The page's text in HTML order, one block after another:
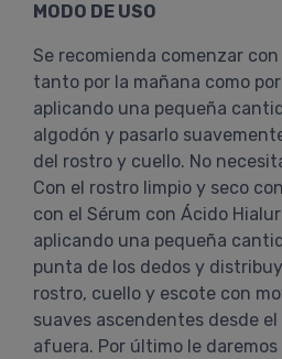
MODO DE USO
Se recomienda comenzar
tanto por la mañana como
aplicando una pequeña
algodón y pasarlo
del rostro y cuello. No
Con el rostro limpio y seco
con el Sérum con Ácido
aplicando una pequeña
punta de los dedos y
rostro, cuello y escote con
suaves ascendentes desde
afuera. Por último le